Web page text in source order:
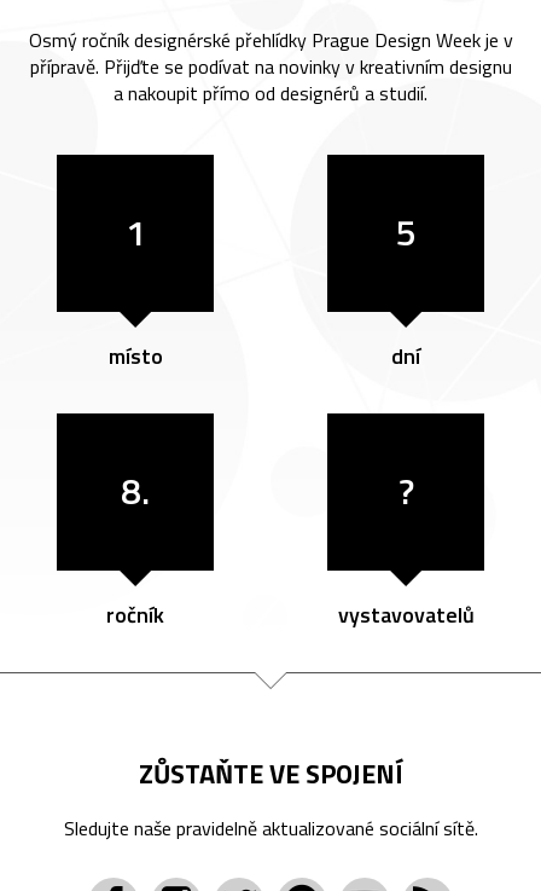
Osmý ročník designérské přehlídky Prague Design Week je v
přípravě. Přijďte se podívat na novinky v kreativním designu
a nakoupit přímo od designérů a studií.
1
místo
5
dní
8.
ročník
?
vystavovatelů
ZŮSTAŇTE VE SPOJENÍ
Sledujte naše pravidelně aktualizované sociální sítě.